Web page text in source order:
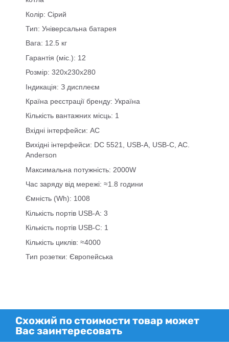
Колір: Сірий
Тип: Універсальна батарея
Вага: 12.5 кг
Гарантія (міс.): 12
Розмір: 320x230x280
Індикація: З дисплеєм
Країна реєстрації бренду: Україна
Кількість вантажних місць: 1
Вхідні інтерфейси: AC
Вихідні інтерфейси: DC 5521, USB-A, USB-C, AC.
Anderson
Максимальна потужність: 2000W
Час заряду від мережі: ≈1.8 години
Ємність (Wh): 1008
Кількість портів USB-A: 3
Кількість портів USB-C: 1
Кількість циклів: ≈4000
Тип розетки: Європейська
Схожий по стоимости товар может
Вас заинтересовать